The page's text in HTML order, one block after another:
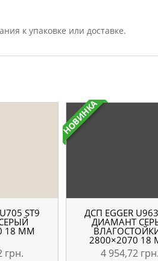
к упаковке или доставке.
ST9
18 ММ
грн.
НОВИНКА
ДСП EGGER
ДИАМАНТ
2800×2070 18
4 954,72 грн.